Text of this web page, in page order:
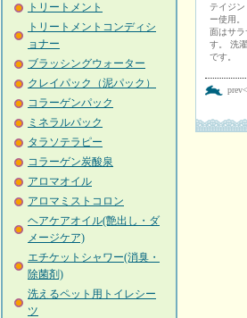
トリートメント
トリートメントコンディシ
ョナー
ブラッシングウォーター
クレイパック（泥パック）
コラーゲンパック
ミネラルパック
タラソテラピー
コラーゲン炭酸泉
アロマオイル
アロマミストコロン
ヘアケアオイル(艶出し・ダ
メージケア)
エチケットシャワー(消臭・
除菌剤)
洗えるペット用トイレシー
ツ
テイジ
ー使用
面はサラ
す。 洗
です。